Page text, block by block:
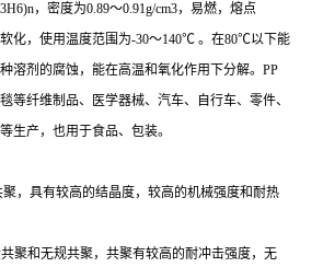
，密度为0.89～0.91g/cm3，易燃，熔点
化，使用温度范围为-30～140℃ 。在80℃以下能
溶剂的腐蚀，能在高温和氧化作用下分解。 PP
等纤维制品、医学器械、汽车、自行车、零件、
生产，也用于食品、包装。
聚，具有较高的结晶度，较高的机械强度和耐热
聚和无规共聚，共聚有较高的耐冲击强度，无